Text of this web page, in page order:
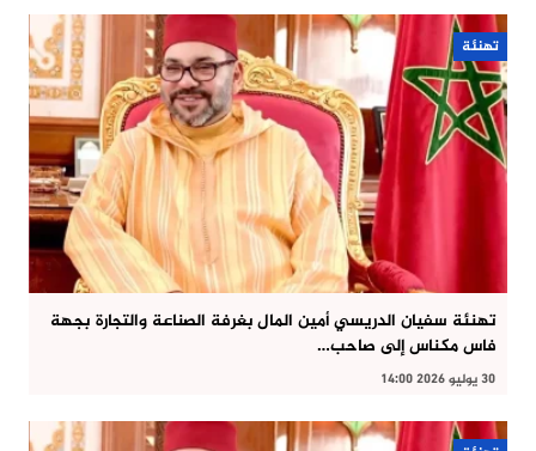
تهنئة
تهنئة سفيان الدريسي أمين المال بغرفة الصناعة والتجارة بجهة
فاس مكناس إلى صاحب…
30 يوليو 2026 14:00